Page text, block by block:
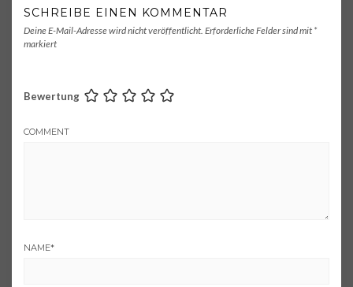
SCHREIBE EINEN KOMMENTAR
Deine E-Mail-Adresse wird nicht veröffentlicht. Erforderliche Felder sind mit *
markiert
Bewertung
COMMENT
NAME*